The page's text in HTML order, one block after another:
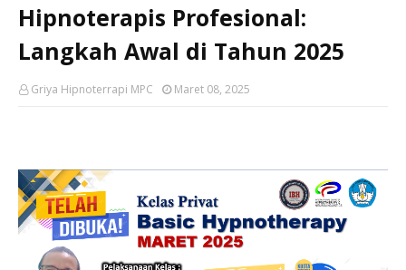
Hipnoterapis Profesional:
Langkah Awal di Tahun 2025
Griya Hipnoterrapi MPC Maret 08, 2025